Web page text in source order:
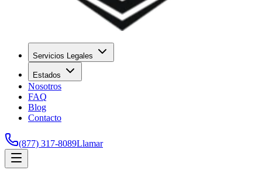
Servicios Legales
Estados
Nosotros
FAQ
Blog
Contacto
(877) 317-8089Llamar